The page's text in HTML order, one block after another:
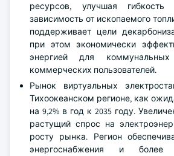
ресурсов, улучшая
зависимость от ископаемого
поддерживает цели
при этом экономически
энергией для
коммерческих пользователей.
Рынок виртуальных
Тихоокеанском регионе, как
на 9,2% в год к 2035 году.
растущий спрос на
росту рынка. Регион
энергоснабжения и более